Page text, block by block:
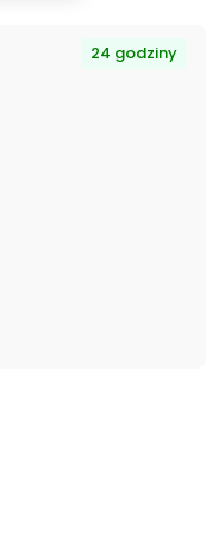
24 godziny